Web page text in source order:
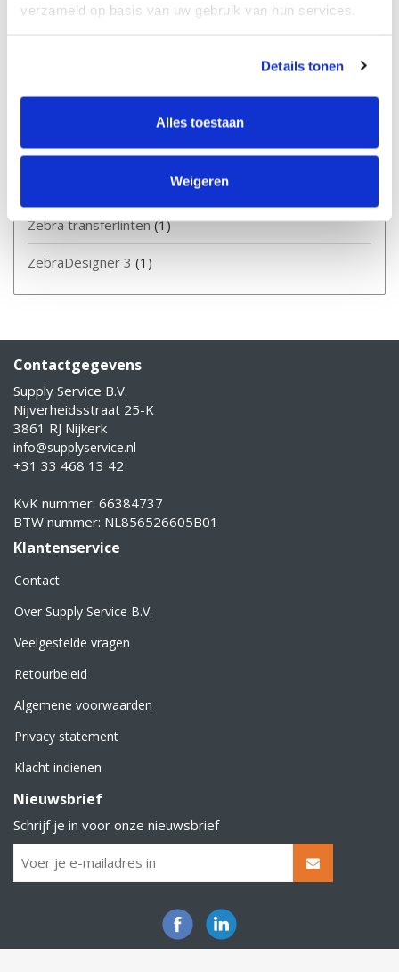
verzameld op basis van uw gebruik van hun services.
Details tonen
Alles toestaan
Weigeren
Zebra etiketten(1)
Zebra transferlinten(1)
ZebraDesigner 3 (1)
Contactgegevens
Supply Service B.V.
Nijverheidsstraat 25-K
3861 RJ Nijkerk
info@supplyservice.nl
+31 33 468 13 42
KvK nummer: 66384737
BTW nummer: NL856526605B01
Klantenservice
Contact
Over Supply Service B.V.
Veelgestelde vragen
Retourbeleid
Algemene voorwaarden
Privacy statement
Klacht indienen
Nieuwsbrief
Schrijf je in voor onze nieuwsbrief